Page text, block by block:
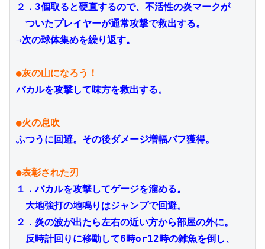
２．3個取ると硬直するので、不活性の炎マークが
ついたプレイヤーが通常攻撃で救出する。
⇒次の球体集めを繰り返す。
●灰の山になろう！
バカルを攻撃して味方を救出する。
●火の息吹
ふつうに回避。その後ダメージ増幅バフ獲得。
●表彰された刃
１．バカルを攻撃してゲージを溜める。
大地強打の地鳴りはジャンプで回避。
２．炎の波が出たら左右の近い方から部屋の外に。
反時計回りに移動して6時or12時の雑魚を倒し、